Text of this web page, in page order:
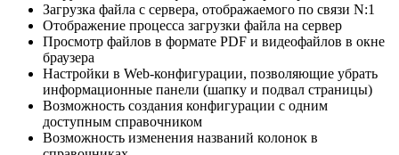
Загрузка файла с сервера, отображаемого по связи N:1
Отображение процесса загрузки файла на сервер
Просмотр файлов в формате PDF и видеофайлов в окне
браузера
Настройки в Web-конфигурации, позволяющие убрать
информационные панели (шапку и подвал страницы)
Возможность создания конфигурации с одним
доступным справочником
Возможность изменения названий колонок в